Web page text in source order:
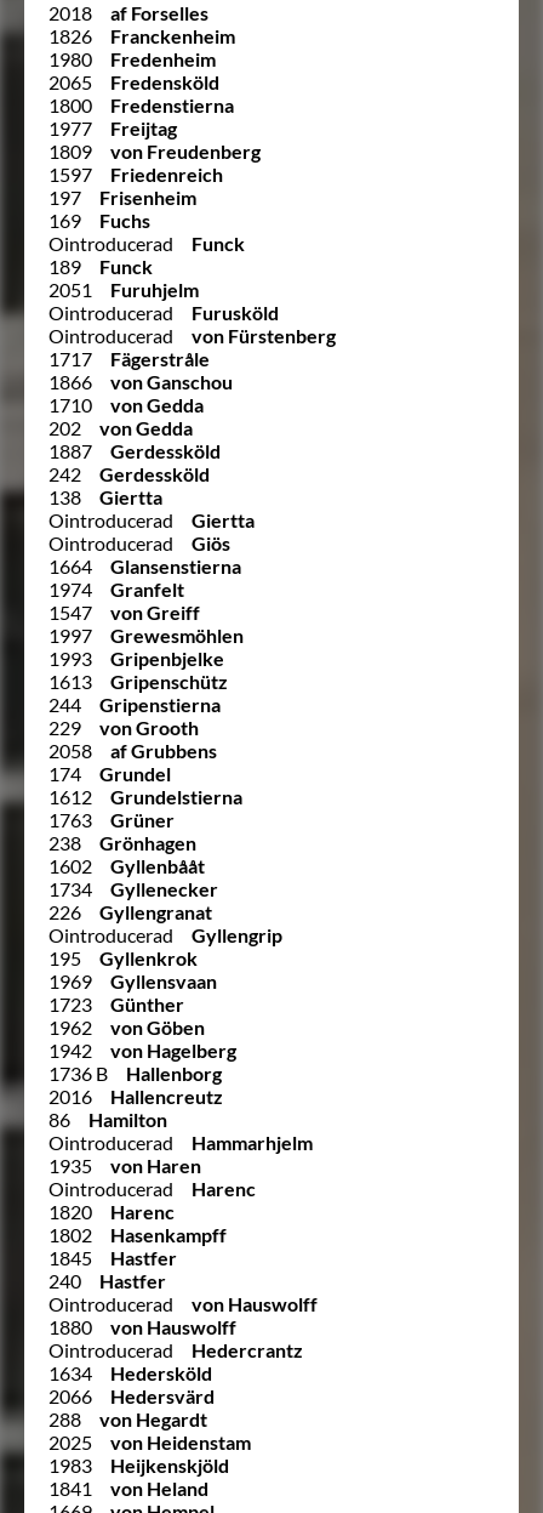
2018
af Forselles
1826
Franckenheim
1980
Fredenheim
2065
Fredensköld
1800
Fredenstierna
1977
Freijtag
1809
von Freudenberg
1597
Friedenreich
197
Frisenheim
169
Fuchs
Ointroducerad
Funck
189
Funck
2051
Furuhjelm
Ointroducerad
Furusköld
Ointroducerad
von Fürstenberg
1717
Fägerstråle
1866
von Ganschou
1710
von Gedda
202
von Gedda
1887
Gerdessköld
242
Gerdessköld
138
Giertta
Ointroducerad
Giertta
Ointroducerad
Giös
1664
Glansenstierna
1974
Granfelt
1547
von Greiff
1997
Grewesmöhlen
1993
Gripenbjelke
1613
Gripenschütz
244
Gripenstierna
229
von Grooth
2058
af Grubbens
174
Grundel
1612
Grundelstierna
1763
Grüner
238
Grönhagen
1602
Gyllenbååt
1734
Gyllenecker
226
Gyllengranat
Ointroducerad
Gyllengrip
195
Gyllenkrok
1969
Gyllensvaan
1723
Günther
1962
von Göben
1942
von Hagelberg
1736 B
Hallenborg
2016
Hallencreutz
86
Hamilton
Ointroducerad
Hammarhjelm
1935
von Haren
Ointroducerad
Harenc
1820
Harenc
1802
Hasenkampff
1845
Hastfer
240
Hastfer
Ointroducerad
von Hauswolff
1880
von Hauswolff
Ointroducerad
Hedercrantz
1634
Hedersköld
2066
Hedersvärd
288
von Hegardt
2025
von Heidenstam
1983
Heijkenskjöld
1841
von Heland